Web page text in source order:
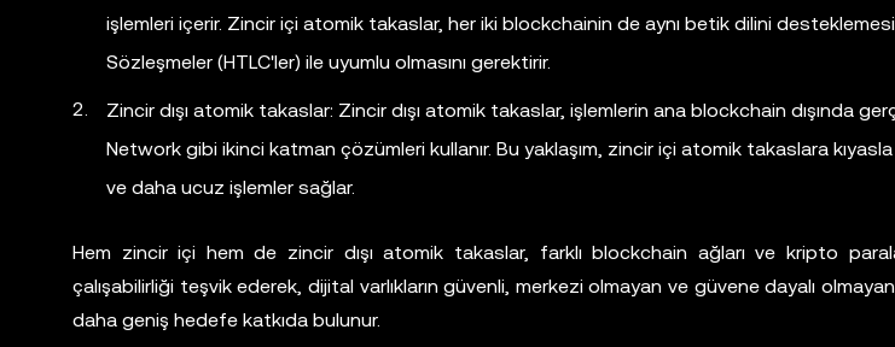
işlemleri içerir. Zincir içi atomik takaslar, her iki blockchainin de aynı betik dilini
Sözleşmeler (HTLC'ler) ile uyumlu olmasını gerektirir.
Zincir dışı atomik takaslar: Zincir dışı atomik takaslar, işlemlerin ana blockchain dışında
Network gibi ikinci katman çözümleri kullanır. Bu yaklaşım, zincir içi atomik takaslara
ve daha ucuz işlemler sağlar.
Hem zincir içi hem de zincir dışı atomik takaslar, farklı blockchain ağları ve kripto
çalışabilirliği teşvik ederek, dijital varlıkların güvenli, merkezi olmayan ve güvene dayalı
daha geniş hedefe katkıda bulunur.